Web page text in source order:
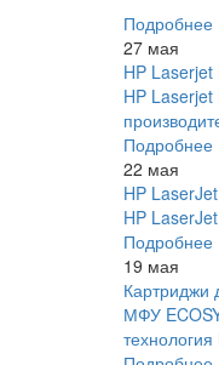
Подробнее
27 мая
HP
HP
Подробнее
22 мая
HP
HP
Подробнее
19 мая
Картриджи
МФУ